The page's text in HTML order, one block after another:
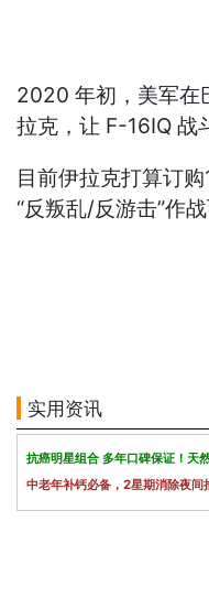
2020 年初，美军在
拉克，让 F-16IQ 战
目前伊拉克打算订
“反叛乱/反游击”作
实用资讯
抗癌明星组合 多年口碑保证！天
中老年补钙必备，2星期消除夜